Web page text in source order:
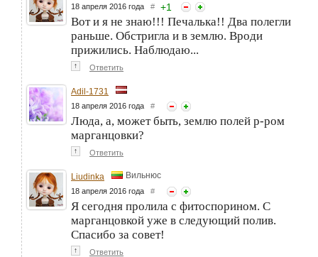
18 апреля 2016 года # +1
Вот и я не знаю!!! Печалька!! Два полегли
раньше. Обстригла и в землю. Вроди
прижились. Наблюдаю...
↑ Ответить
Adil-1731
18 апреля 2016 года #
Люда, а, может быть, землю полей р-ром
марганцовки?
↑ Ответить
Liudinka Вильнюс
18 апреля 2016 года #
Я сегодня пролила с фитоспорином. С
марганцовкой уже в следующий полив.
Спасибо за совет!
↑ Ответить